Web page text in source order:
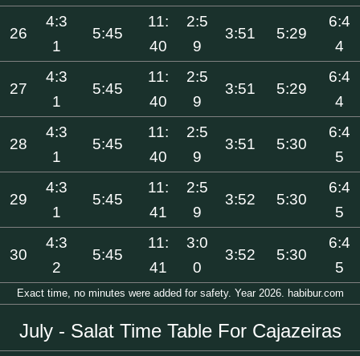
26
4:3
1
5:45
11:
40
2:5
9
3:51 5:29
6:4
4
27
4:3
1
5:45
11:
40
2:5
9
3:51 5:29
6:4
4
28
4:3
1
5:45
11:
40
2:5
9
3:51 5:30
6:4
5
29
4:3
1
5:45
11:
41
2:5
9
3:52 5:30
6:4
5
30
4:3
2
5:45
11:
41
3:0
0
3:52 5:30
6:4
5
Exact time, no minutes were added for safety. Year 2026. habibur.com
July - Salat Time Table For Cajazeiras